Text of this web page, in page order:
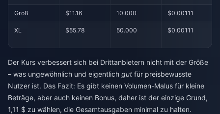
Groß $11.16 10.000 $0.00111
XL $55.78 50.000 $0.00111
Der Kurs verbessert sich bei Drittanbietern nicht mit der Größe
– was ungewöhnlich und eigentlich gut für preisbewusste
Nutzer ist. Das Fazit: Es gibt keinen Volumen-Malus für kleine
Beträge, aber auch keinen Bonus, daher ist der einzige Grund,
1,11 $ zu wählen, die Gesamtausgaben minimal zu halten.